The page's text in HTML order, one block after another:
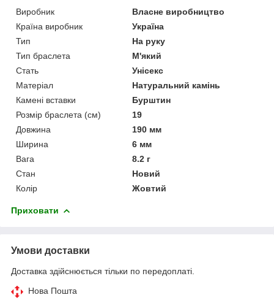
Виробник
Власне виробництво
Країна виробник
Україна
Тип
На руку
Тип браслета
М'який
Стать
Унісекс
Матеріал
Натуральний камінь
Камені вставки
Бурштин
Розмір браслета (см)
19
Довжина
190 мм
Ширина
6 мм
Вага
8.2 г
Стан
Новий
Колір
Жовтий
Приховати
Умови доставки
Доставка здійснюється тільки по передоплаті.
Нова Пошта